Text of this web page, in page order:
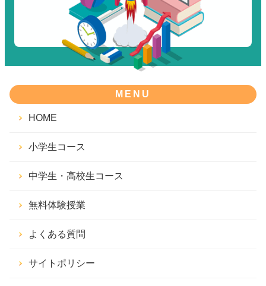
MENU
HOME
小学生コース
中学生・高校生コース
無料体験授業
よくある質問
サイトポリシー